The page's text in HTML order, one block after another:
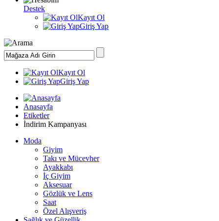
Destek
Kayıt Ol
Giriş Yap
Kayıt Ol
Giriş Yap
Anasayfa
Etiketler
İndirim Kampanyası
Moda
Giyim
Takı ve Mücevher
Ayakkabı
İç Giyim
Aksesuar
Gözlük ve Lens
Saat
Özel Alışveriş